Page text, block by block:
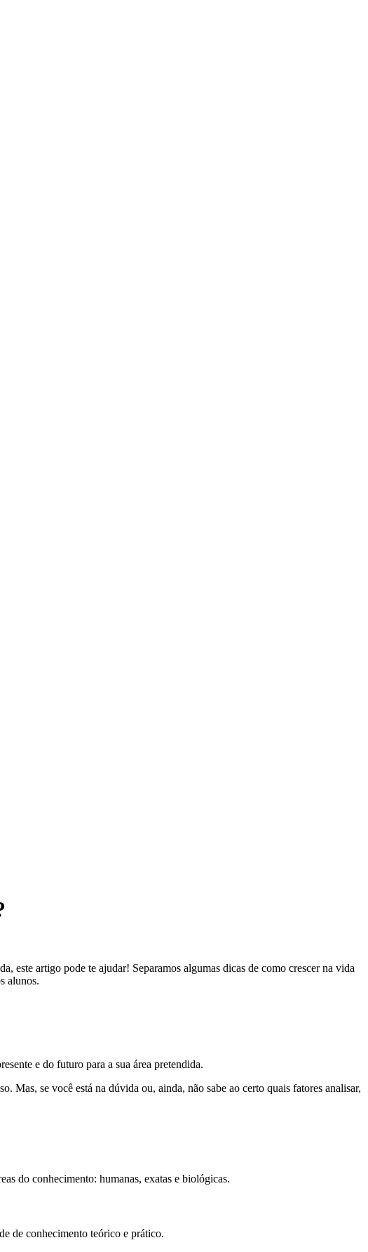
este artigo pode te ajudar! Separamos algumas dicas de como crescer na vida
alunos.
e do futuro para a sua área pretendida.
Mas, se você está na dúvida ou, ainda, não sabe ao certo quais fatores analisar,
do conhecimento: humanas, exatas e biológicas.
de conhecimento teórico e prático.